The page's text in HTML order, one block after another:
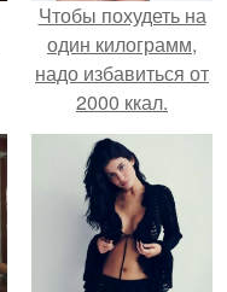
Чтобы похудеть на
один килограмм,
надо избавиться от
2000 ккал.